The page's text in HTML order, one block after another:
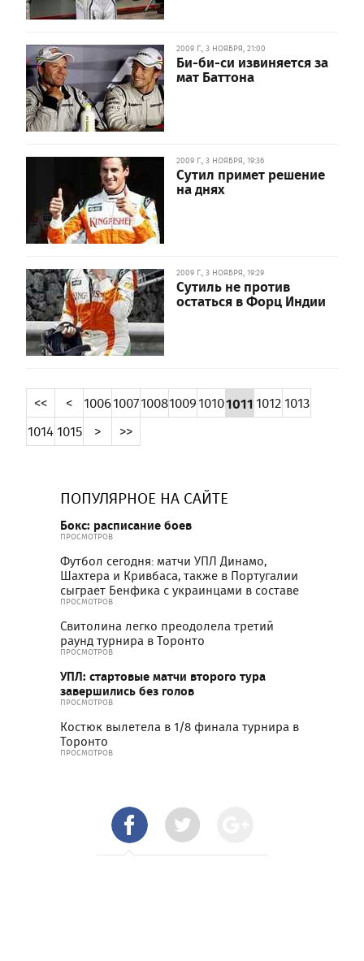
2009 Г., 3 НОЯБРЯ, 21:00
Би-би-си извиняется за
мат Баттона
2009 Г., 3 НОЯБРЯ, 19:36
Сутил примет решение
на днях
2009 Г., 3 НОЯБРЯ, 19:29
Сутиль не против
остаться в Форц Индии
<< < 10061007100810091010101110121013
10141015 > >>
ПОПУЛЯРНОЕ НА САЙТЕ
Бокс: расписание боев
ПРОСМОТРОВ
Футбол сегодня: матчи УПЛ Динамо,
Шахтера и Кривбаса, также в Португалии
сыграет Бенфика с украинцами в составе
ПРОСМОТРОВ
Свитолина легко преодолела третий
раунд турнира в Торонто
ПРОСМОТРОВ
УПЛ: стартовые матчи второго тура
завершились без голов
ПРОСМОТРОВ
Костюк вылетела в 1/8 финала турнира в
Торонто
ПРОСМОТРОВ